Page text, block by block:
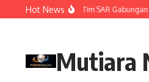
Lewati ke konten
Hot News
Pencarian, Tim SAR Gabungan
Mutiara